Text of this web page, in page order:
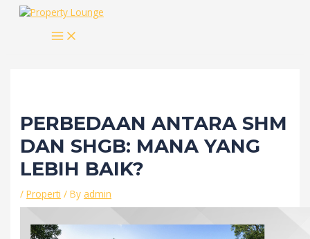
Skip
MAIN
MENU
PERBEDAAN ANTARA SHM
DAN SHGB: MANA YANG
LEBIH BAIK?
/Properti / By admin